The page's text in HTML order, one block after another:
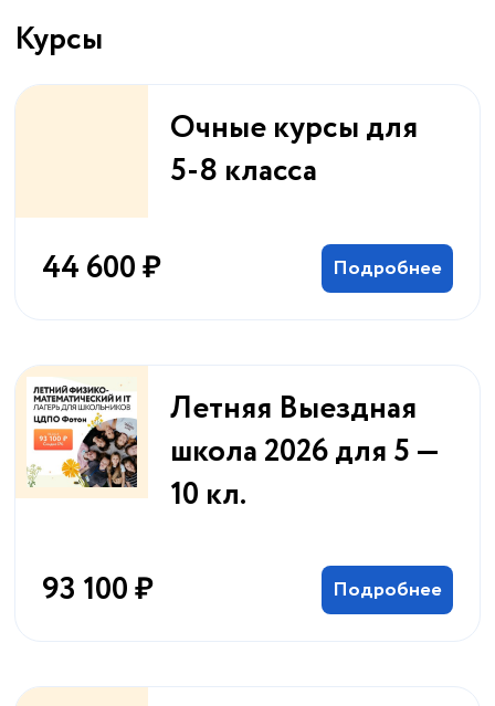
Курсы
Очные курсы для
5-8 класса
44 600 ₽ Подробнее
Летняя Выездная
школа 2026 для 5 —
10 кл.
93 100 ₽ Подробнее